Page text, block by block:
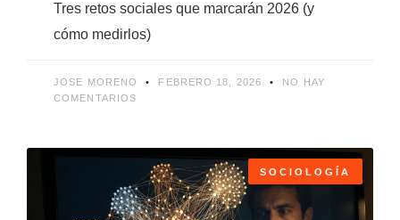
Tres retos sociales que marcarán 2026 (y
cómo medirlos)
JOSE MORENO FEBRERO 18, 2026
NO HAY
COMENTARIOS
SOCIOLOGÍA